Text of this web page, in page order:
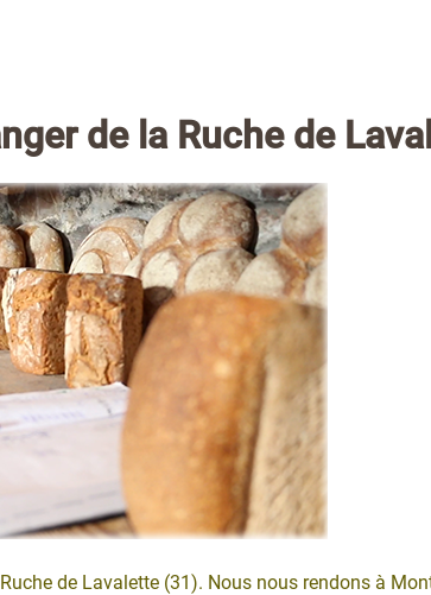
de la Ruche de
de Lavalette (31). Nous nous rendons à